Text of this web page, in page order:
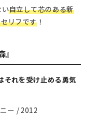
自立して芯のある新
リフです！
それを受け止める勇気
ー / 2012